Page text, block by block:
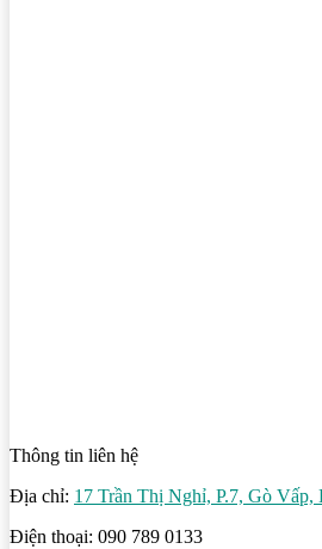
Thông tin liên hệ
Địa chỉ: 17 Trần Thị Nghỉ, P.7, Gò Vấp,
Điện thoại: 090 789 0133